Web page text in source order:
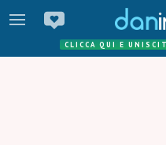
CLICCA QUI E